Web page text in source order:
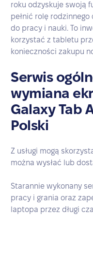
roku odzyskuje swoją
pełnić rolę
do pracy i nauki. To
korzystać z tabletu
konieczności zakupu
Serwis
wymiana
Galaxy Tab
Polski
Z usługi mogą
można wysłać lub
Starannie wykonany
pracy i grania oraz
laptopa przez długi